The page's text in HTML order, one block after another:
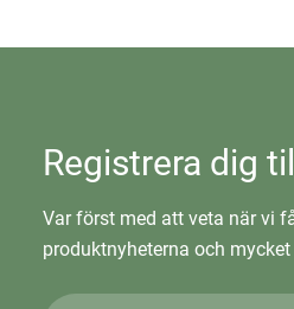
Registrera dig
Var först med att veta när vi
produktnyheterna och mycket